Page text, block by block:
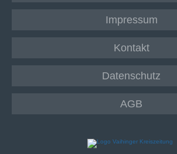
Impressum
Kontakt
Datenschutz
AGB